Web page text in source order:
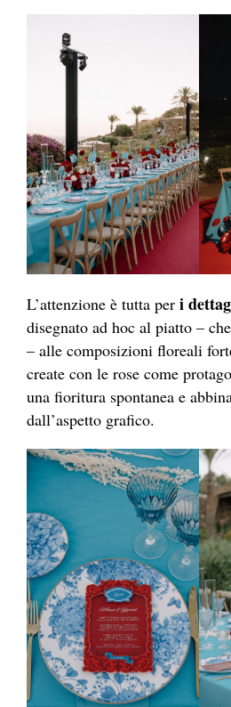
L’attenzione è tutta per i
disegnato ad hoc al piatto –
– alle composizioni floreali
create con le rose come
una fioritura spontanea e
dall’aspetto grafico.